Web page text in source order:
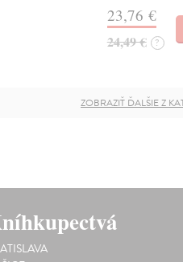
23,76 €
24,49 € ?
ZOBRAZIŤ ĎALŠIE Z